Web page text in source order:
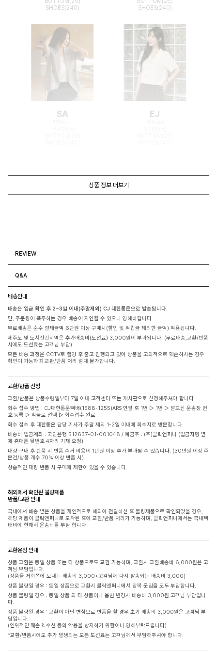
SHOES(240)
SHOES(240)
SA EJ
상품 정보 더보기
REVIEW
Q&A
배송안내
배송은 입금 확인 후 2~3일 이내(주말제외) CJ 대한통운으로 발송됩니다.
단, 주문량이 폭주하는 경우 배송이 지연될 수 있으니 양해바랍니다.
무료배송은 순수 결제금액 6만원 이상 구매시(할인 및 적립금 제외한 금액) 적용됩니다.
제주도 및 도서산간지역은 추가배송비(도선료) 3,000원이 부과됩니다. (무료배송,교환/반품
시에도 도선료는 고객님 부담)
모든 배송 과정은 CCTV로 촬영 후 출고 진행되고 있어 상품을 고의적으로 훼손하시는 경우
확인이 가능하며 교환/반품 처리 절대 불가합니다.
교환/반품 신청
교환/반품은 상품수령일부터 7일 이내 고객센터 또는 게시판으로 신청해주셔야 합니다.
회수 접수 방법 : CJ대한통운택배(1588-1255)ARS 연결 후 1번 ▷ 1번 ▷ 받으신 운송장 번
호 등록 ▷ 착불로 선택 ▷ 회수접수 완료
회수 접수 후 대한통운 담당 기사가 주말 제외 1-2일 이내에 회수지로 방문합니다.
배송비 입금계좌 : 국민은행 512637-01-001048 / 예금주 : (주)클릭앤퍼니 (입금자명 옆
에 휴대폰 뒷번호 4자리 기재 요청)
대량 구매 후 반품 시 반품 수거 비용이 1만원 이상 추가 부과될 수 있습니다. (30만원 이상 주
문건/상품 개수 70% 이상 반품 시)
상습적인 대량 반품 시 구매에 제한이 있을 수 있습니다.
해외에서 확인된 불량제품
반품/교환 안내
국내에서 배송 받은 상품을 개인적으로 해외에 전달하신 후 불량제품으로 확인되었을 경우,
해당 제품이 클릭앤퍼니로 도착된 후에 교환/반품 처리가 가능하며, 클릭앤퍼니에서는 국내택
배비에 한해서 운송비를 부담 합니다
교환운임 안내
상품 교환은 동일 상품 또는 타 상품으로도 교환 가능하며, 교환시 교환배송비 6,000원은 고
객님 부담입니다.
(상품을 저희쪽에 보내는 배송비 3,000+고객님께 다시 발송되는 배송비 3,000)
상품 불량일 경우 : 동일 상품으로 교환시 클릭앤퍼니에서 왕복 운임을 모두 부담합니다.
상품 불량일 경우 : 동일 상품 외 타 상품이나 옵션 변경시 배송비 3,000원 고객님 부담입니
다.
상품 불량일 경우 : 교환이 아닌 변심으로 반품을 할 경우 초기 배송비 3,000원은 고객님 부
담입니다.
(인위적인 훼손 & 수선 등의 악용을 방지하기 위함이니 양해부탁드립니다)
*교환/반품시에도 추가 발생되는 모든 도선료는 고객님께서 부담해주셔야 합니다.